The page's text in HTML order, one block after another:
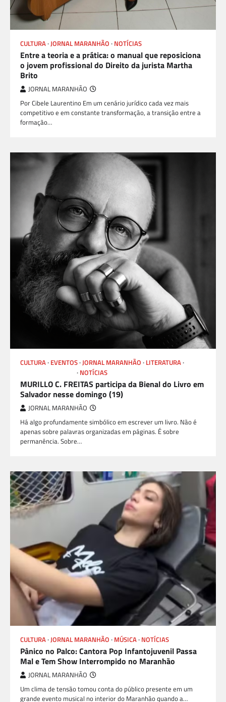
CULTURA JORNAL MARANHÃO NOTÍCIAS
Entre a teoria e a prática: o manual que reposiciona
o jovem profissional do Direito da jurista Martha
Brito
JORNAL MARANHÃO
Por Cibele Laurentino Em um cenário jurídico cada vez mais
competitivo e em constante transformação, a transição entre a
formação…
CULTURA EVENTOS JORNAL MARANHÃO LITERATURA
NOTÍCIAS
MURILLO C. FREITAS participa da Bienal do Livro em
Salvador nesse domingo (19)
JORNAL MARANHÃO
Há algo profundamente simbólico em escrever um livro. Não é
apenas sobre palavras organizadas em páginas. É sobre
permanência. Sobre…
CULTURA JORNAL MARANHÃO MÚSICA NOTÍCIAS
Pânico no Palco: Cantora Pop Infantojuvenil Passa
Mal e Tem Show Interrompido no Maranhão
JORNAL MARANHÃO
Um clima de tensão tomou conta do público presente em um
grande evento musical no interior do Maranhão quando a…